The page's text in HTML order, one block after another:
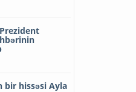
bir hissəsi Ayla